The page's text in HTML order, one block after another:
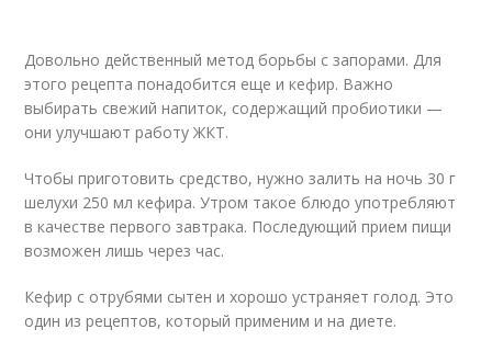
Довольно действенный метод борьбы с запорами. Для
этого рецепта понадобится еще и кефир. Важно
выбирать свежий напиток, содержащий пробиотики —
они улучшают работу ЖКТ.
Чтобы приготовить средство, нужно залить на ночь 30 г
шелухи 250 мл кефира. Утром такое блюдо употребляют
в качестве первого завтрака. Последующий прием пищи
возможен лишь через час.
Кефир с отрубями сытен и хорошо устраняет голод. Это
один из рецептов, который применим и на диете.